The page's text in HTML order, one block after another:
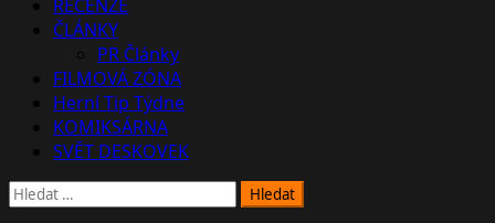
RECENZE
ČLÁNKY
PR Články
FILMOVÁ ZÓNA
Herní Tip Týdne
KOMIKSÁRNA
SVĚT DESKOVEK
Vyhledávání